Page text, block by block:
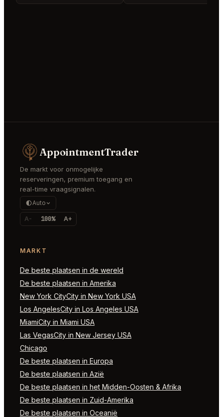
AppointmentTrader
De markt voor onmogelijke
reserveringen, premium toegang en
real-time vraagsignalen.
Auto
A- 100% A+
MARKT
De beste plaatsen in de wereld
De beste plaatsen in Amerika
New York CityCity in New York USA
Los AngelesCity in Los Angeles USA
MiamiCity in Miami USA
Las VegasCity in New Jersey USA
Chicago
De beste plaatsen in Europa
De beste plaatsen in Azië
De beste plaatsen in het Midden-Oosten & Afrika
De beste plaatsen in Zuid-Amerika
De beste plaatsen in Oceanië